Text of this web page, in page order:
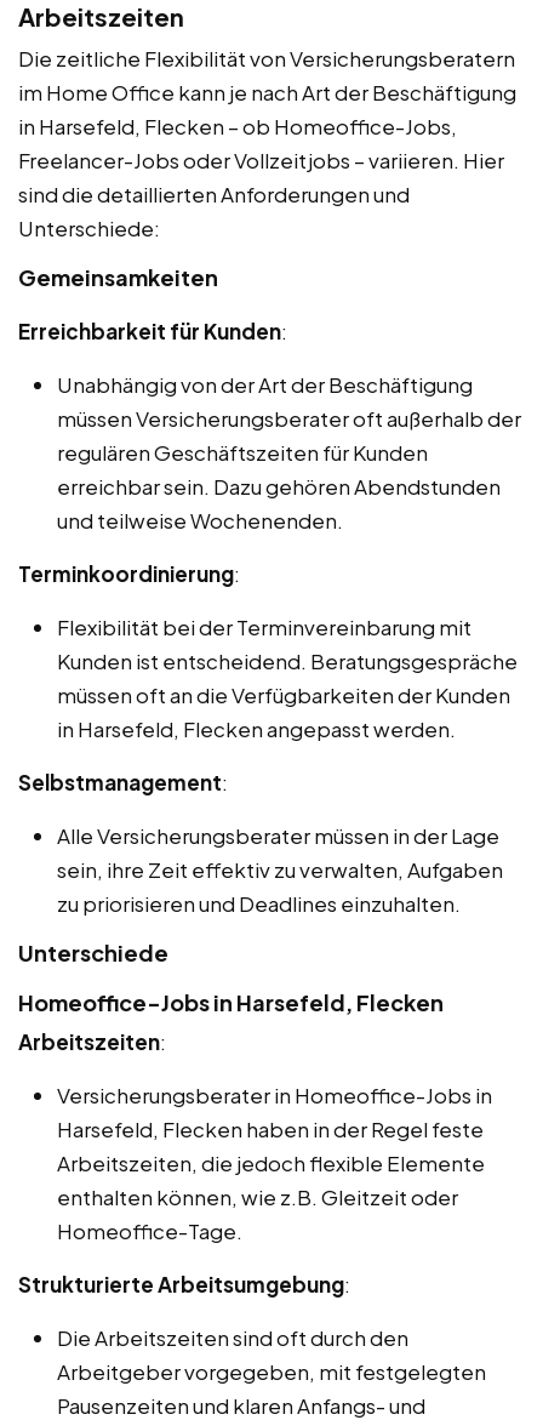
Arbeitszeiten
Die zeitliche Flexibilität von Versicherungsberatern
im Home Office kann je nach Art der Beschäftigung
in Harsefeld, Flecken – ob Homeoffice-Jobs,
Freelancer-Jobs oder Vollzeitjobs – variieren. Hier
sind die detaillierten Anforderungen und
Unterschiede:
Gemeinsamkeiten
Erreichbarkeit für Kunden:
Unabhängig von der Art der Beschäftigung
müssen Versicherungsberater oft außerhalb der
regulären Geschäftszeiten für Kunden
erreichbar sein. Dazu gehören Abendstunden
und teilweise Wochenenden.
Terminkoordinierung:
Flexibilität bei der Terminvereinbarung mit
Kunden ist entscheidend. Beratungsgespräche
müssen oft an die Verfügbarkeiten der Kunden
in Harsefeld, Flecken angepasst werden.
Selbstmanagement:
Alle Versicherungsberater müssen in der Lage
sein, ihre Zeit effektiv zu verwalten, Aufgaben
zu priorisieren und Deadlines einzuhalten.
Unterschiede
Homeoffice-Jobs in Harsefeld, Flecken
Arbeitszeiten:
Versicherungsberater in Homeoffice-Jobs in
Harsefeld, Flecken haben in der Regel feste
Arbeitszeiten, die jedoch flexible Elemente
enthalten können, wie z.B. Gleitzeit oder
Homeoffice-Tage.
Strukturierte Arbeitsumgebung:
Die Arbeitszeiten sind oft durch den
Arbeitgeber vorgegeben, mit festgelegten
Pausenzeiten und klaren Anfangs- und